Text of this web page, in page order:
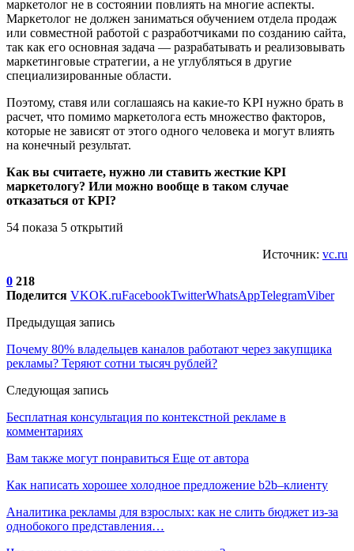
маркетолог не в состоянии повлиять на многие аспекты.
Маркетолог не должен заниматься обучением отдела продаж
или совместной работой с разработчиками по созданию сайта,
так как его основная задача — разрабатывать и реализовывать
маркетинговые стратегии, а не углубляться в другие
специализированные области.
Поэтому, ставя или соглашаясь на какие-то KPI нужно брать в
расчет, что помимо маркетолога есть множество факторов,
которые не зависят от этого одного человека и могут влиять
на конечный результат.
Как вы считаете, нужно ли ставить жесткие KPI
маркетологу? Или можно вообще в таком случае
отказаться от KPI?
54 показа 5 открытий
Источник: vc.ru
0 218
Поделится VKOK.ruFacebookTwitterWhatsAppTelegramViber
Предыдущая запись
Почему 80% владельцев каналов работают через закупщика
рекламы? Теряют сотни тысяч рублей?
Следующая запись
Бесплатная консультация по контекстной рекламе в
комментариях
Вам также могут понравиться Еще от автора
Как написать хорошее холодное предложение b2b–клиенту
Аналитика рекламы для взрослых: как не слить бюджет из-за
однобокого представления…